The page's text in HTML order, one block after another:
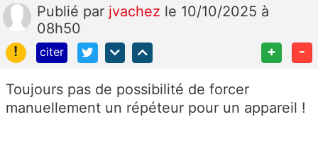
Publié par jvachez le 10/10/2025 à
08h50
!
citer + -
Toujours pas de possibilité de forcer
manuellement un répéteur pour un appareil !